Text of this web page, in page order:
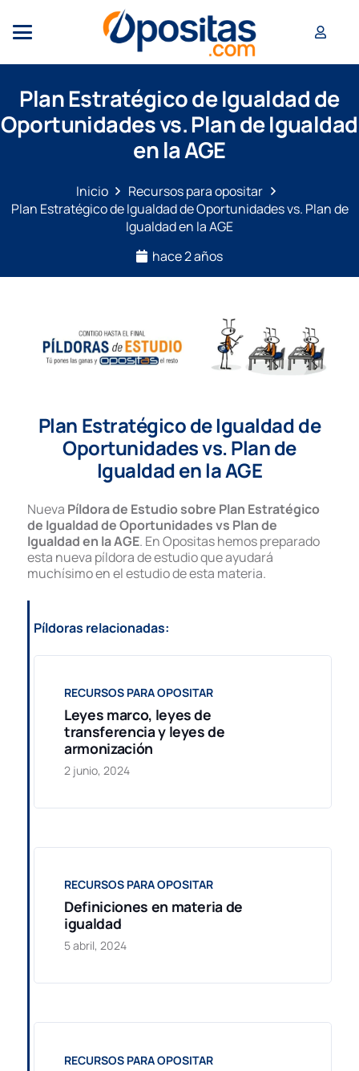
Plan Estratégico de Igualdad de
Oportunidades vs. Plan de Igualdad
en la AGE
Inicio
Recursos para opositar
Plan Estratégico de Igualdad de Oportunidades vs. Plan de
Igualdad en la AGE
hace 2 años
Plan Estratégico de Igualdad de
Oportunidades vs. Plan de
Igualdad en la AGE
Nueva Píldora de Estudio sobre Plan Estratégico
de Igualdad de Oportunidades vs Plan de
Igualdad en la AGE. En Opositas hemos preparado
esta nueva píldora de estudio que ayudará
muchísimo en el estudio de esta materia.
Píldoras relacionadas:
RECURSOS PARA OPOSITAR
Leyes marco, leyes de
transferencia y leyes de
armonización
2 junio, 2024
RECURSOS PARA OPOSITAR
Definiciones en materia de
igualdad
5 abril, 2024
RECURSOS PARA OPOSITAR